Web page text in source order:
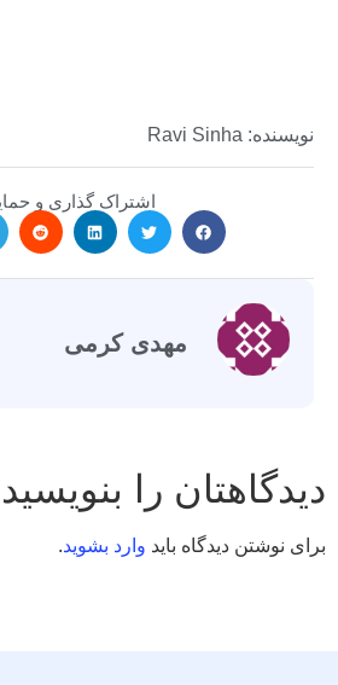
نویسنده: Ravi Sinha
اشتراک گذاری و
مهدی کرمی
دیدگاهتان را بنویسید
برای نوشتن دیدگاه باید وارد بشوید.